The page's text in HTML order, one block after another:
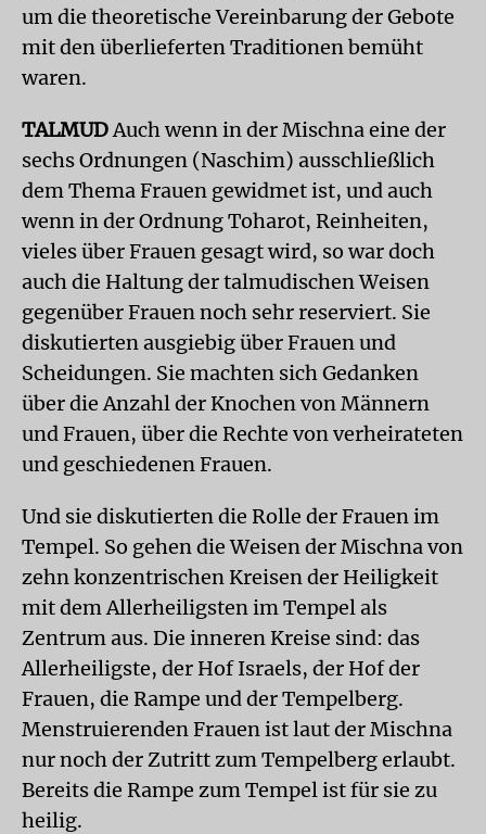
um die theoretische Vereinbarung der Gebote
mit den überlieferten Traditionen bemüht
waren.
TALMUDAuch wenn in der Mischna eine der
sechs Ordnungen (Naschim) ausschließlich
dem Thema Frauen gewidmet ist, und auch
wenn in der Ordnung Toharot, Reinheiten,
vieles über Frauen gesagt wird, so war doch
auch die Haltung der talmudischen Weisen
gegenüber Frauen noch sehr reserviert. Sie
diskutierten ausgiebig über Frauen und
Scheidungen. Sie machten sich Gedanken
über die Anzahl der Knochen von Männern
und Frauen, über die Rechte von verheirateten
und geschiedenen Frauen.
Und sie diskutierten die Rolle der Frauen im
Tempel. So gehen die Weisen der Mischna von
zehn konzentrischen Kreisen der Heiligkeit
mit dem Allerheiligsten im Tempel als
Zentrum aus. Die inneren Kreise sind: das
Allerheiligste, der Hof Israels, der Hof der
Frauen, die Rampe und der Tempelberg.
Menstruierenden Frauen ist laut der Mischna
nur noch der Zutritt zum Tempelberg erlaubt.
Bereits die Rampe zum Tempel ist für sie zu
heilig.